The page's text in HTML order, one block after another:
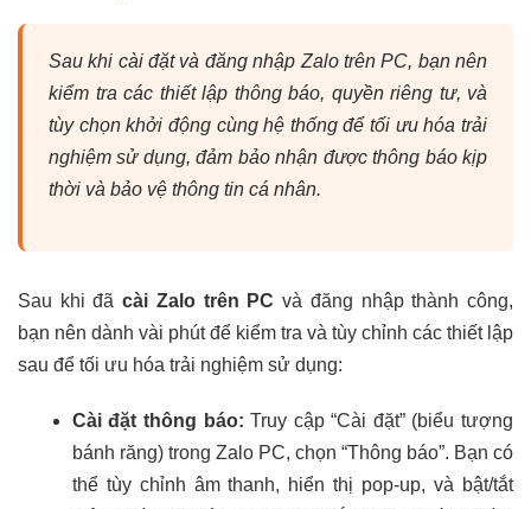
Sau khi cài đặt và đăng nhập Zalo trên PC, bạn nên
kiểm tra các thiết lập thông báo, quyền riêng tư, và
tùy chọn khởi động cùng hệ thống để tối ưu hóa trải
nghiệm sử dụng, đảm bảo nhận được thông báo kịp
thời và bảo vệ thông tin cá nhân.
Sau khi đãcài Zalo trên PC và đăng nhập thành công,
bạn nên dành vài phút để kiểm tra và tùy chỉnh các thiết lập
sau để tối ưu hóa trải nghiệm sử dụng:
Cài đặt thông báo: Truy cập “Cài đặt” (biểu tượng
bánh răng) trong Zalo PC, chọn “Thông báo”. Bạn có
thể tùy chỉnh âm thanh, hiển thị pop-up, và bật/tắt